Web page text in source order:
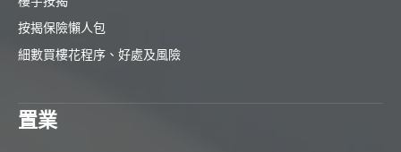
按揭保險懶人包
細數買樓花程序、好處及風險
置業